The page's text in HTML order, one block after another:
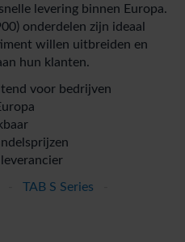
levering binnen Europa.
onderdelen zijn ideaal
willen uitbreiden en
hun klanten.
voor bedrijven
TAB S Series